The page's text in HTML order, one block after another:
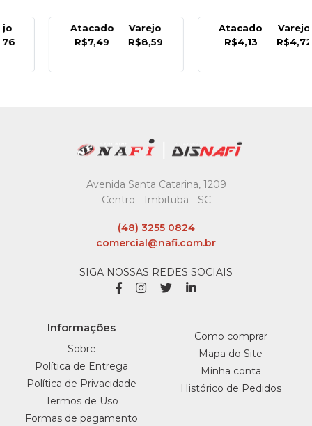
Atacado
Varejo
R$8,59
Atacado
Varejo
R$4,72
Avenida Santa Catarina, 1209
Centro - Imbituba - SC
(48) 3255 0824
comercial@nafi.com.br
SIGA NOSSAS REDES SOCIAIS
Informações
Sobre
Política de Entrega
Política de Privacidade
Termos de Uso
Formas de pagamento
Como comprar
Mapa do Site
Minha conta
Histórico de Pedidos